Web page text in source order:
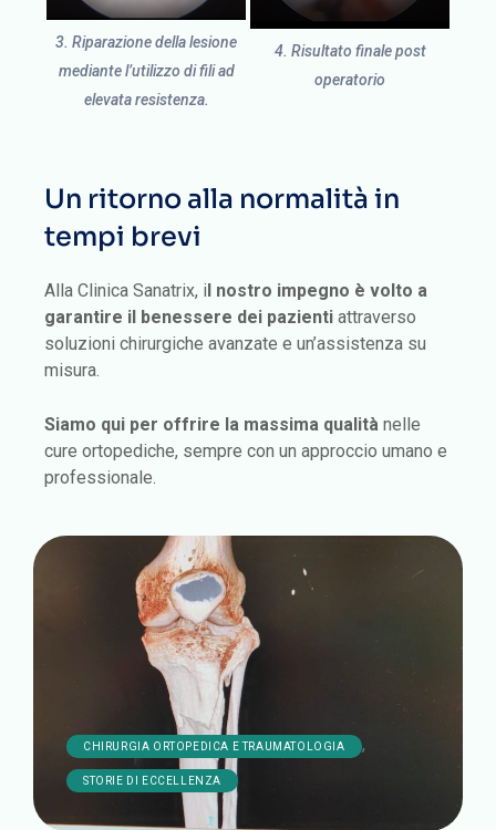
3. Riparazione della lesione
mediante l’utilizzo di fili ad
elevata resistenza.
4. Risultato finale post
operatorio
Un ritorno alla normalità in
tempi brevi
Alla Clinica Sanatrix, il nostro impegno è volto a
garantire il benessere dei pazienti attraverso
soluzioni chirurgiche avanzate e un’assistenza su
misura.
Siamo qui per offrire la massima qualità nelle
cure ortopediche, sempre con un approccio umano e
professionale.
CHIRURGIA ORTOPEDICA E TRAUMATOLOGIA ,
STORIE DI ECCELLENZA